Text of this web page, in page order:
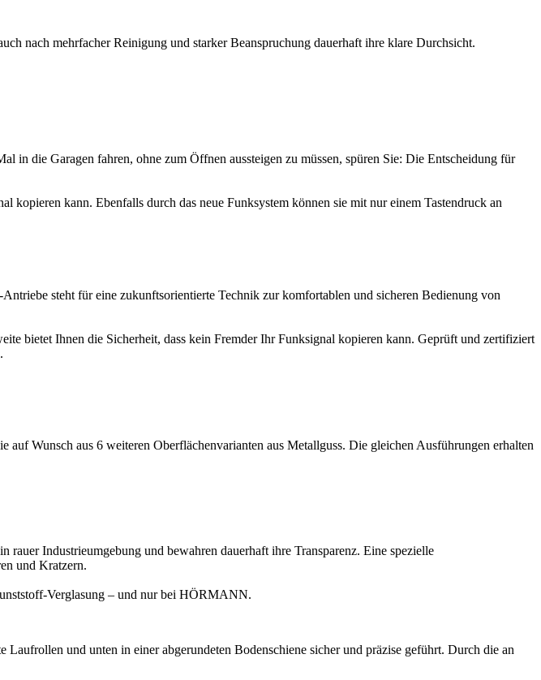
nach mehrfacher Reinigung und starker Beanspruchung dauerhaft ihre klare Durchsicht.
in die Garagen fahren, ohne zum Öffnen aussteigen zu müssen, spüren Sie: Die Entscheidung für
kopieren kann. Ebenfalls durch das neue Funksystem können sie mit nur einem Tastendruck an
steht für eine zukunftsorientierte Technik zur komfortablen und sicheren Bedienung von
bietet Ihnen die Sicherheit, dass kein Fremder Ihr Funksignal kopieren kann. Geprüft und zertifiziert
Wunsch aus 6 weiteren Oberflächenvarianten aus Metallguss. Die gleichen Ausführungen erhalten
Industrieumgebung und bewahren dauerhaft ihre Transparenz. Eine spezielle
und Kratzern.
Verglasung – und nur bei HÖRMANN.
und unten in einer abgerundeten Bodenschiene sicher und präzise geführt. Durch die an